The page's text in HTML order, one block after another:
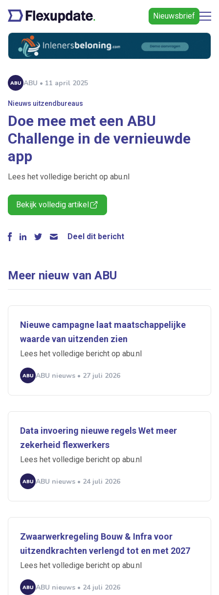
Nieuwsbrief
ABU • 11 april 2025
Nieuws uitzendbureaus
Doe mee met een ABU
Challenge in de vernieuwde
app
Lees het volledige bericht op abu.nl
Bekijk volledig artikel
Deel dit bericht
Meer nieuw van ABU
Nieuwe campagne laat maatschappelijke
waarde van uitzenden zien
Lees het volledige bericht op abu.nl
ABU nieuws • 27 juli 2026
Data invoering nieuwe regels Wet meer
zekerheid flexwerkers
Lees het volledige bericht op abu.nl
ABU nieuws • 24 juli 2026
Zwaarwerkregeling Bouw & Infra voor
uitzendkrachten verlengd tot en met 2027
Lees het volledige bericht op abu.nl
ABU nieuws • 24 juli 2026